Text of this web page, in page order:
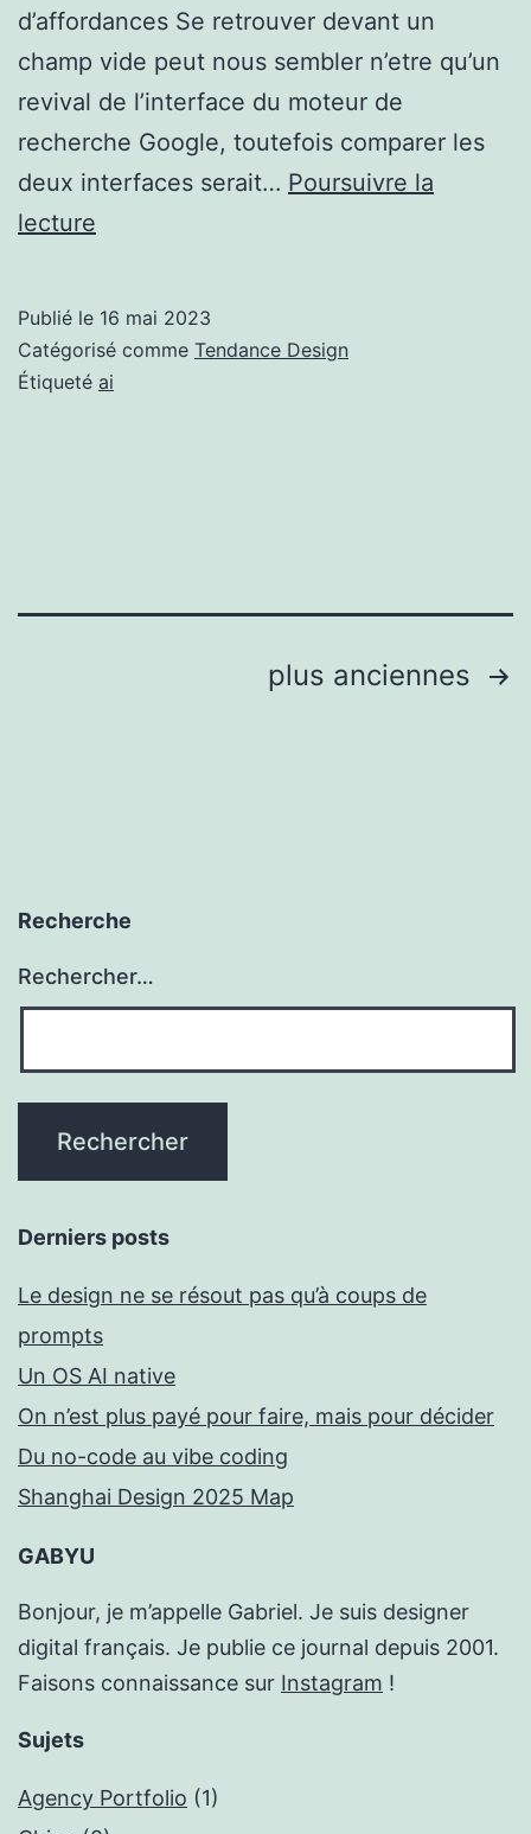
d’affordances Se retrouver devant un
champ vide peut nous sembler n’etre qu’un
revival de l’interface du moteur de
recherche Google, toutefois comparer les
deux interfaces serait… Poursuivre la
lecture
chat
bots
Publié le 16 mai 2023
Catégorisé comme Tendance Design
Étiqueté ai
plus anciennes
Recherche
Rechercher…
Derniers posts
Le design ne se résout pas qu’à coups de
prompts
Un OS AI native
On n’est plus payé pour faire, mais pour décider
Du no-code au vibe coding
Shanghai Design 2025 Map
GABYU
Bonjour, je m’appelle Gabriel. Je suis designer
digital français. Je publie ce journal depuis 2001.
Faisons connaissance sur Instagram !
Sujets
Agency Portfolio (1)